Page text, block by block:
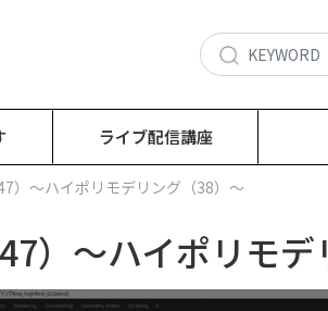
ライブ配信講座
）～ハイポリモデリング（38）～
）～ハイポリモ